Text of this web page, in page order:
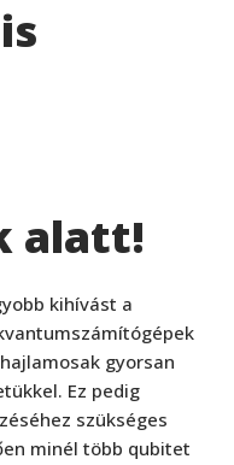
alatt!
kihívást a
gyorsan
Ez pedig
szükséges
minél több qubitet